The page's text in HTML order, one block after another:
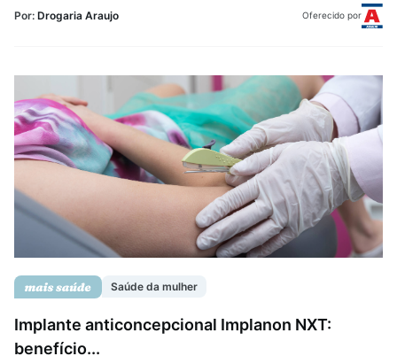
Por: Drogaria Araujo Oferecido por
Saúde da mulher
Implante anticoncepcional Implanon NXT:
benefício...